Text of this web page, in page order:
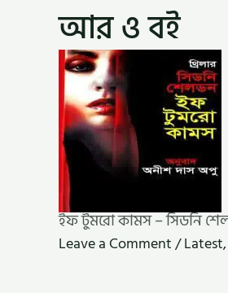
আর ও বই
ইফ টুমরো কামস – সিডনি
Leave a Comment/Latest,